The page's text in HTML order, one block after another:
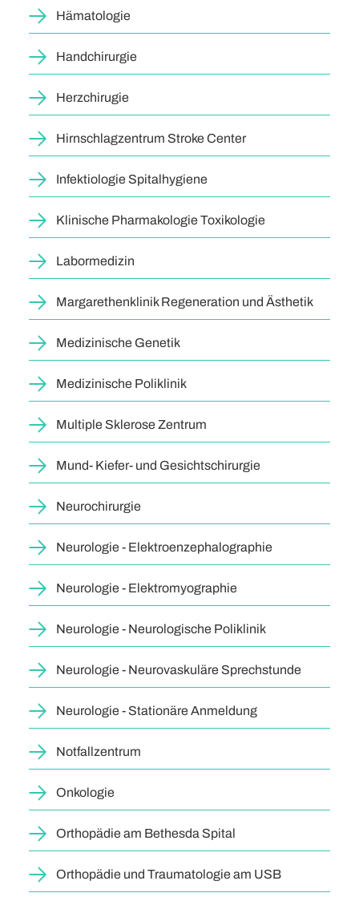
Hämatologie
Handchirurgie
Herzchirugie
Hirnschlagzentrum Stroke Center
Infektiologie Spitalhygiene
Klinische Pharmakologie Toxikologie
Labormedizin
Margarethenklinik Regeneration und Ästhetik
Medizinische Genetik
Medizinische Poliklinik
Multiple Sklerose Zentrum
Mund- Kiefer- und Gesichtschirurgie
Neurochirurgie
Neurologie - Elektroenzephalographie
Neurologie - Elektromyographie
Neurologie - Neurologische Poliklinik
Neurologie - Neurovaskuläre Sprechstunde
Neurologie - Stationäre Anmeldung
Notfallzentrum
Onkologie
Orthopädie am Bethesda Spital
Orthopädie und Traumatologie am USB